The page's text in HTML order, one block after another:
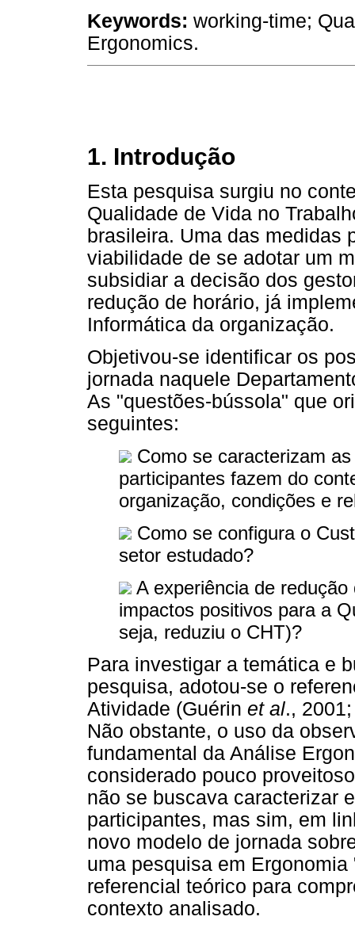
Keywords: working-time;
Ergonomics.
1. Introdução
Esta pesquisa surgiu no
Qualidade de Vida no
brasileira. Uma das medidas
viabilidade de se adotar um
subsidiar a decisão dos
redução de horário, já
Informática da organização.
Objetivou-se identificar os
jornada naquele
As "questões-bússola" que
seguintes:
Como se caracterizam
participantes fazem do
organização, condições e
Como se configura o
setor estudado?
A experiência de
impactos positivos para a
seja, reduziu o CHT)?
Para investigar a temática e
pesquisa, adotou-se o
Atividade (Guérin et al.,
Não obstante, o uso da
fundamental da Análise
considerado pouco
não se buscava caracterizar
participantes, mas sim, em
novo modelo de jornada
uma pesquisa em Ergonomia
referencial teórico para
contexto analisado.